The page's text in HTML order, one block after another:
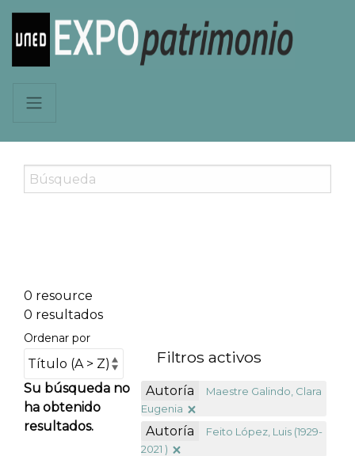
0 resource
0 resultados
Ordenar por
Su búsqueda no
ha obtenido
resultados.
Filtros activos
Autoría
Maestre Galindo, Clara
Eugenia
Autoría
Feito López, Luis (1929-
2021 )